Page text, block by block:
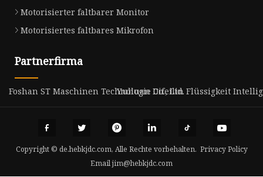
Motorisierter faltbarer Monitor
Motorisiertes faltbares Mikrofon
Partnerfirma
Foshan ST Maschinen Technologie Co., Ltd.
Yuhuan Difeilin Flüssigkeit
Copyright © de.hebkjdc.com, Alle Rechte vorbehalten. Privacy Policy
Emailjim@hebkjdc.com